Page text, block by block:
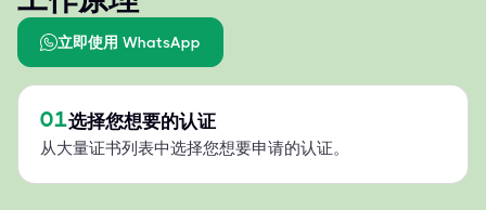
立即使用 WhatsApp
01选择您想要的认证
从大量证书列表中选择您想要申请的认证。